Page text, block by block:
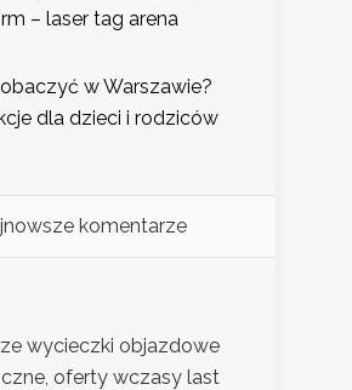
– laser tag arena
w Warszawie?
dla dzieci i rodziców
komentarze
wycieczki objazdowe
oferty wczasy last